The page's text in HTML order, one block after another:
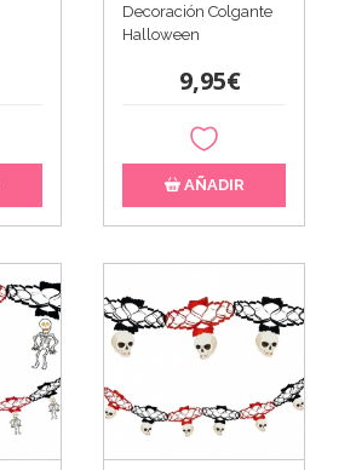
Decoración Colgante
Halloween
9,95€
AÑADIR